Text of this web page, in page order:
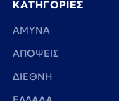
ΚΑΤΗΓΟΡΙΕΣ
ΑΜΥΝΑ
ΑΠΟΨΕΙΣ
ΔΙΕΘΝΗ